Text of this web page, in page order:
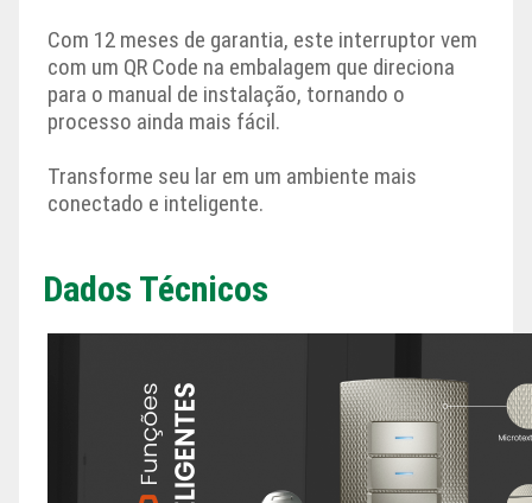
Com 12 meses de garantia, este interruptor vem
com um QR Code na embalagem que direciona
para o manual de instalação, tornando o
processo ainda mais fácil.
Transforme seu lar em um ambiente mais
conectado e inteligente.
Dados Técnicos